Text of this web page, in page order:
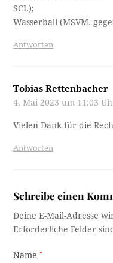
SCI.);
Wasserball (MSVM.
Antworten
Tobias Rettenbacher
4. Mai 2023 um 11:03
Vielen Dank für die
Antworten
Schreibe einen
Deine E-Mail-Adresse
Erforderliche Felder
Name*